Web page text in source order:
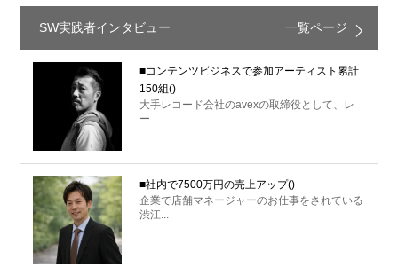
SW実践者インタビュー 一覧ページ
■コンテンツビジネスで参加アーティスト累計
150組()
大手レコード会社のavexの取締役として、レ
ー...
■社内で7500万円の売上アップ()
企業で店舗マネージャーのお仕事をされている
渋江...